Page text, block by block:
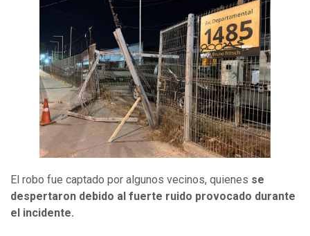
El robo fue captado por algunos vecinos, quienes se
despertaron debido al fuerte ruido provocado durante
el incidente.